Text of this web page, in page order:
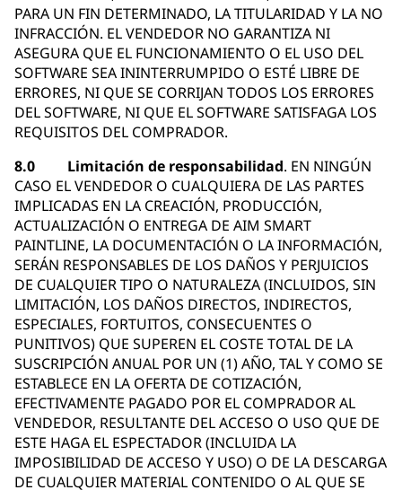
PARA UN FIN DETERMINADO, LA TITULARIDAD Y LA NO
INFRACCIÓN. EL VENDEDOR NO GARANTIZA NI
ASEGURA QUE EL FUNCIONAMIENTO O EL USO DEL
SOFTWARE SEA ININTERRUMPIDO O ESTÉ LIBRE DE
ERRORES, NI QUE SE CORRIJAN TODOS LOS ERRORES
DEL SOFTWARE, NI QUE EL SOFTWARE SATISFAGA LOS
REQUISITOS DEL COMPRADOR.
8.0 Limitación de responsabilidad. EN NINGÚN
CASO EL VENDEDOR O CUALQUIERA DE LAS PARTES
IMPLICADAS EN LA CREACIÓN, PRODUCCIÓN,
ACTUALIZACIÓN O ENTREGA DE AIM SMART
PAINTLINE, LA DOCUMENTACIÓN O LA INFORMACIÓN,
SERÁN RESPONSABLES DE LOS DAÑOS Y PERJUICIOS
DE CUALQUIER TIPO O NATURALEZA (INCLUIDOS, SIN
LIMITACIÓN, LOS DAÑOS DIRECTOS, INDIRECTOS,
ESPECIALES, FORTUITOS, CONSECUENTES O
PUNITIVOS) QUE SUPEREN EL COSTE TOTAL DE LA
SUSCRIPCIÓN ANUAL POR UN (1) AÑO, TAL Y COMO SE
ESTABLECE EN LA OFERTA DE COTIZACIÓN,
EFECTIVAMENTE PAGADO POR EL COMPRADOR AL
VENDEDOR, RESULTANTE DEL ACCESO O USO QUE DE
ESTE HAGA EL ESPECTADOR (INCLUIDA LA
IMPOSIBILIDAD DE ACCESO Y USO) O DE LA DESCARGA
DE CUALQUIER MATERIAL CONTENIDO O AL QUE SE